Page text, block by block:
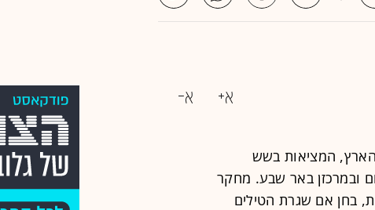
הארץ, המציאות בשש
ובמרכזן באר שבע. מחקר
בחן אם שגרת הטילים